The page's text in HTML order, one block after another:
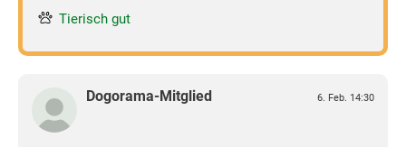
Tierisch gut
Dogorama-Mitglied 6. Feb. 14:30